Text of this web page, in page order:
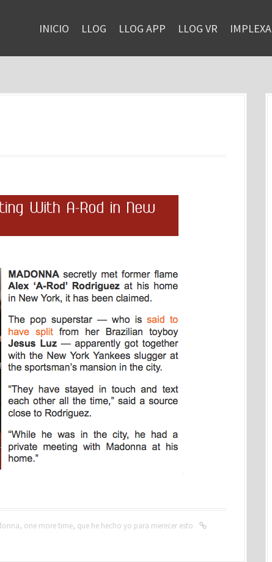
INICIO LLOG LLOG APP LLOG VR IMPLEXA
, one more time, que he hecho yo para merecer esto